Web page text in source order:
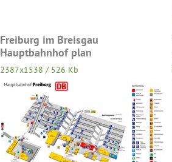
Freiburg im Breisgau
Hauptbahnhof plan
2387x1538 / 526 Kb